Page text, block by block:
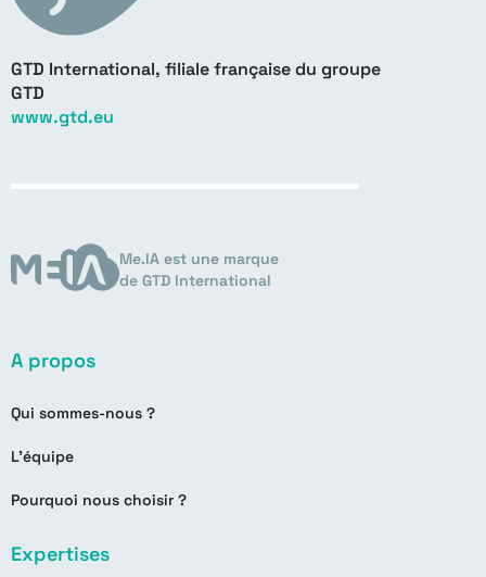
GTD International, filiale française du groupe
GTD
www.gtd.eu
Me.IA est une marque
de GTD International
A propos
Qui sommes-nous ?
L’équipe
Pourquoi nous choisir ?
Expertises